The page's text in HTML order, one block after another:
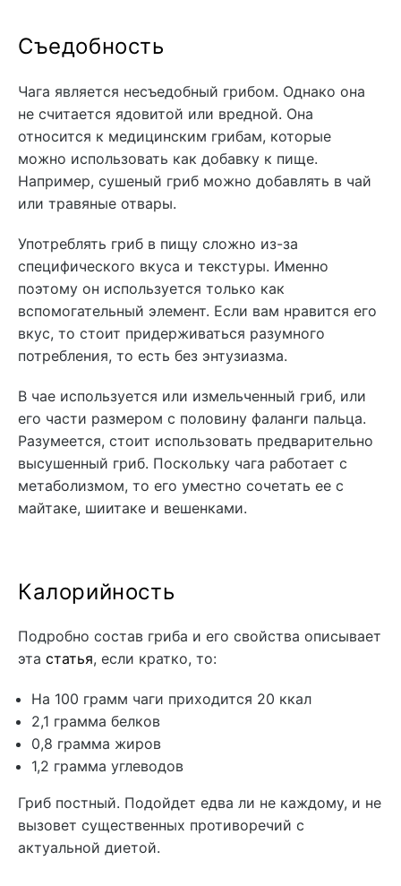
Съедобность
Чага является несъедобный грибом. Однако она
не считается ядовитой или вредной. Она
относится к медицинским грибам, которые
можно использовать как добавку к пище.
Например, сушеный гриб можно добавлять в чай
или травяные отвары.
Употреблять гриб в пищу сложно из-за
специфического вкуса и текстуры. Именно
поэтому он используется только как
вспомогательный элемент. Если вам нравится его
вкус, то стоит придерживаться разумного
потребления, то есть без энтузиазма.
В чае используется или измельченный гриб, или
его части размером с половину фаланги пальца.
Разумеется, стоит использовать предварительно
высушенный гриб. Поскольку чага работает с
метаболизмом, то его уместно сочетать ее с
майтаке, шиитаке и вешенками.
Калорийность
Подробно состав гриба и его свойства описывает
эта статья, если кратко, то:
На 100 грамм чаги приходится 20 ккал
2,1 грамма белков
0,8 грамма жиров
1,2 грамма углеводов
Гриб постный. Подойдет едва ли не каждому, и не
вызовет существенных противоречий с
актуальной диетой.